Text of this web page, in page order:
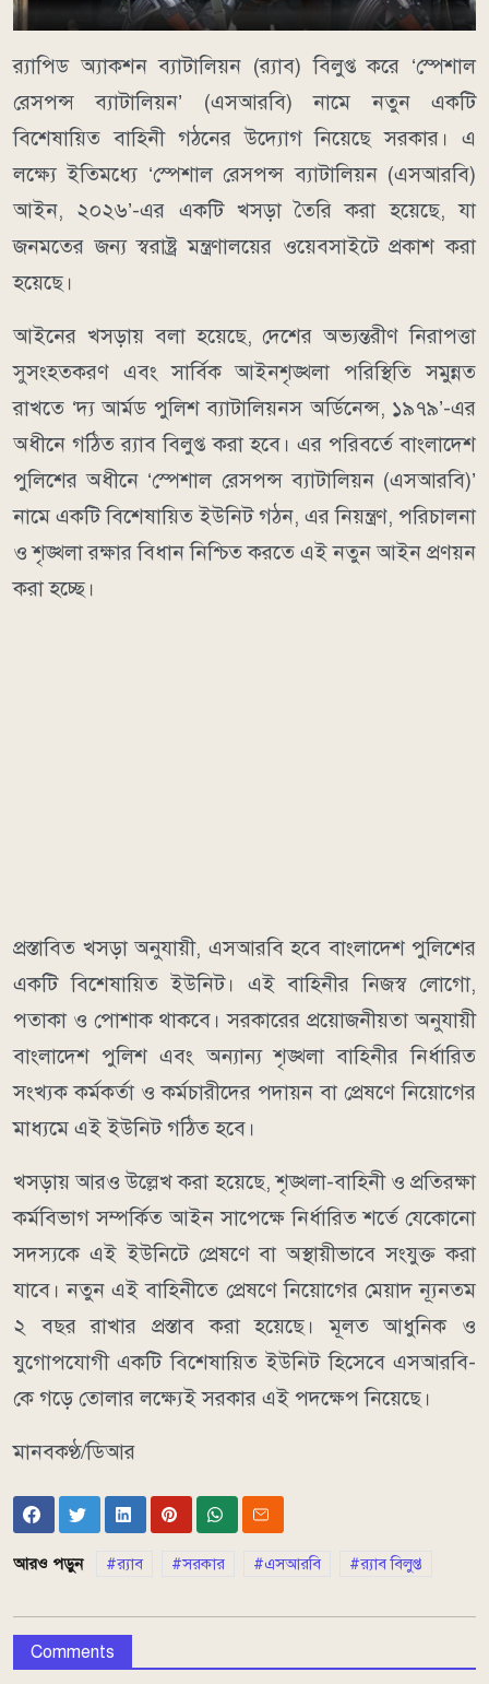
র‌্যাপিড অ্যাকশন ব্যাটালিয়ন (র‌্যাব) বিলুপ্ত করে ‘স্পেশাল
রেসপন্স ব্যাটালিয়ন’ (এসআরবি) নামে নতুন একটি
বিশেষায়িত বাহিনী গঠনের উদ্যোগ নিয়েছে সরকার। এ
লক্ষ্যে ইতিমধ্যে ‘স্পেশাল রেসপন্স ব্যাটালিয়ন (এসআরবি)
আইন, ২০২৬’-এর একটি খসড়া তৈরি করা হয়েছে, যা
জনমতের জন্য স্বরাষ্ট্র মন্ত্রণালয়ের ওয়েবসাইটে প্রকাশ করা
হয়েছে।
আইনের খসড়ায় বলা হয়েছে, দেশের অভ্যন্তরীণ নিরাপত্তা
সুসংহতকরণ এবং সার্বিক আইনশৃঙ্খলা পরিস্থিতি সমুন্নত
রাখতে ‘দ্য আর্মড পুলিশ ব্যাটালিয়নস অর্ডিনেন্স, ১৯৭৯’-এর
অধীনে গঠিত র‍্যাব বিলুপ্ত করা হবে। এর পরিবর্তে বাংলাদেশ
পুলিশের অধীনে ‘স্পেশাল রেসপন্স ব্যাটালিয়ন (এসআরবি)’
নামে একটি বিশেষায়িত ইউনিট গঠন, এর নিয়ন্ত্রণ, পরিচালনা
ও শৃঙ্খলা রক্ষার বিধান নিশ্চিত করতে এই নতুন আইন প্রণয়ন
করা হচ্ছে।
প্রস্তাবিত খসড়া অনুযায়ী, এসআরবি হবে বাংলাদেশ পুলিশের
একটি বিশেষায়িত ইউনিট। এই বাহিনীর নিজস্ব লোগো,
পতাকা ও পোশাক থাকবে। সরকারের প্রয়োজনীয়তা অনুযায়ী
বাংলাদেশ পুলিশ এবং অন্যান্য শৃঙ্খলা বাহিনীর নির্ধারিত
সংখ্যক কর্মকর্তা ও কর্মচারীদের পদায়ন বা প্রেষণে নিয়োগের
মাধ্যমে এই ইউনিট গঠিত হবে।
খসড়ায় আরও উল্লেখ করা হয়েছে, শৃঙ্খলা-বাহিনী ও প্রতিরক্ষা
কর্মবিভাগ সম্পর্কিত আইন সাপেক্ষে নির্ধারিত শর্তে যেকোনো
সদস্যকে এই ইউনিটে প্রেষণে বা অস্থায়ীভাবে সংযুক্ত করা
যাবে। নতুন এই বাহিনীতে প্রেষণে নিয়োগের মেয়াদ ন্যূনতম
২ বছর রাখার প্রস্তাব করা হয়েছে। মূলত আধুনিক ও
যুগোপযোগী একটি বিশেষায়িত ইউনিট হিসেবে এসআরবি-
কে গড়ে তোলার লক্ষ্যেই সরকার এই পদক্ষেপ নিয়েছে।
মানবকণ্ঠ/ডিআর
আরও পড়ুন র‌্যাব সরকার এসআরবি র‌্যাব বিলুপ্ত
Comments